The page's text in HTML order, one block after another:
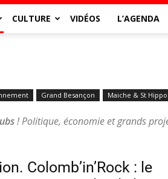
CULTURE VIDÉOS L’AGENDA
Grand Besançon Maiche & St
! Politique, économie et grands
Colomb’in’Rock : le